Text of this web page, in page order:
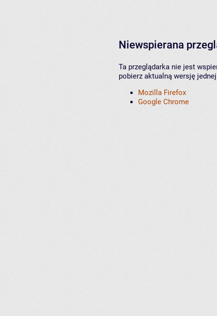
Niewspierana
Ta przeglądarka nie jest
pobierz aktualną wersję
Mozilla Firefox
Google Chrome